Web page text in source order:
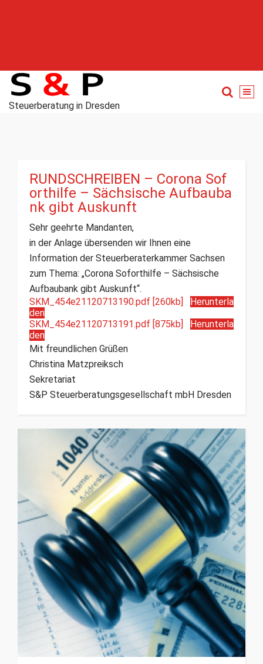
Steuerberatung in Dresden
RUNDSCHREIBEN – Corona Sof
orthilfe – Sächsische Aufbauba
nk gibt Auskunft
Sehr geehrte Mandanten,
in der Anlage übersenden wir Ihnen eine
Information der Steuerberaterkammer Sachsen
zum Thema: „Corona Soforthilfe – Sächsische
Aufbaubank gibt Auskunft“.
SKM_454e21120713190.pdf [260kb]
Herunterla
den
SKM_454e21120713191.pdf [875kb]
Herunterla
den
Mit freundlichen Grüßen
Christina Matzpreiksch
Sekretariat
S&P Steuerberatungsgesellschaft mbH Dresden